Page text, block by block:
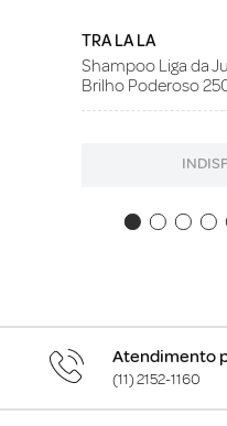
TRA LA LA
Shampoo Liga da
Brilho Poderoso
Atendimento
(11) 2152-1160